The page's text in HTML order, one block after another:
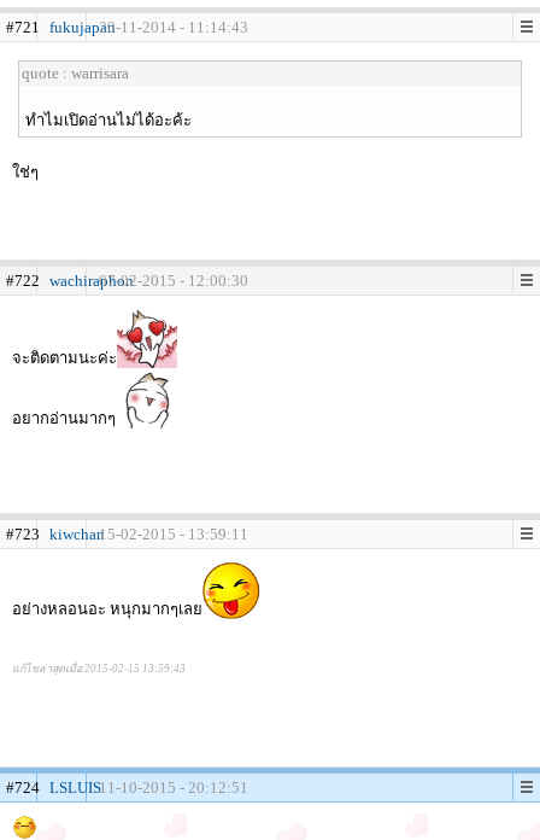
#721 fukujapan20-11-2014 - 11:14:43
quote : warrisara
ทำไมเปิดอ่านไม่ได้อะค้ะ
ใช่ๆ
#722 wachiraphon07-02-2015 - 12:00:30
จะติดตามนะค่ะ
อยากอ่านมากๆ
#723 kiwchan15-02-2015 - 13:59:11
อย่างหลอนอะ หนุกมากๆเลย
แก้ไขล่าสุดเมื่อ 2015-02-15 13:59:43
#724 LSLUIS11-10-2015 - 20:12:51